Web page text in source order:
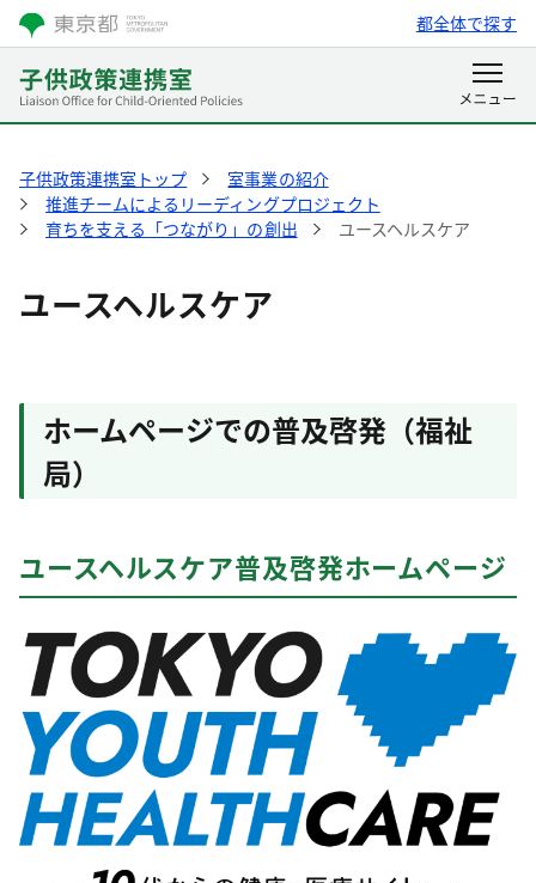
都全体で探す
子供政策連携室トップ
室事業の紹介
推進チームによるリーディングプロジェクト
育ちを支える「つながり」の創出
ユースヘルスケア
ユースヘルスケア
ホームページでの普及啓発（福祉
局）
ユースヘルスケア普及啓発ホームページ